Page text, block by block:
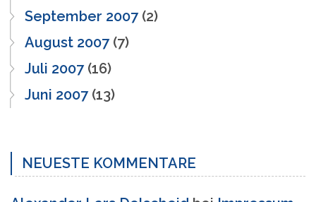
September 2007(2)
August 2007(7)
Juli 2007(16)
Juni 2007(13)
NEUESTE KOMMENTARE